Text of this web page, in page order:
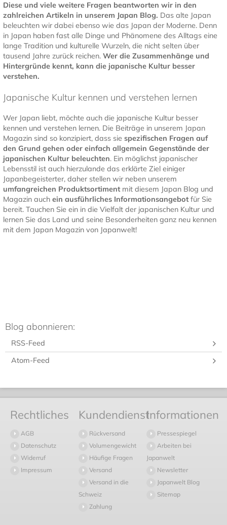
Diese und viele weitere Fragen beantworten wir in den
zahlreichen Artikeln in unserem Japan Blog. Das alte Japan
beleuchten wir dabei ebenso wie das Japan der Moderne. Denn
in Japan haben fast alle Dinge und Phänomene des Alltags eine
lange Tradition und kulturelle Wurzeln, die nicht selten über
tausend Jahre zurück reichen. Wer die Zusammenhänge und
Hintergründe kennt, kann die japanische Kultur besser
verstehen.
Japanische Kultur kennen und verstehen lernen
Wer Japan liebt, möchte auch die japanische Kultur besser
kennen und verstehen lernen. Die Beiträge in unserem Japan
Magazin sind so konzipiert, dass sie spezifischen Fragen auf
den Grund gehen oder einfach allgemein Gegenstände der
japanischen Kulturbeleuchten. Ein möglichst japanischer
Lebensstil ist auch hierzulande das erklärte Ziel einiger
Japanbegeisterter, daher stellen wir neben unserem
umfangreichen Produktsortimentmit diesem Japan Blog und
Magazin auch ein ausführliches Informationsangebotfür Sie
bereit. Tauchen Sie ein in die Vielfalt der japanischen Kultur und
lernen Sie das Land und seine Besonderheiten ganz neu kennen
mit dem Japan Magazin von Japanwelt!
Blog abonnieren:
RSS-Feed
Atom-Feed
Rechtliches
AGB
Datenschutz
Widerruf
Impressum
Kundendienst
Rückversand
Volumengewicht
Häufige Fragen
Versand
Versand in die
Schweiz
Zahlung
Informationen
Pressespiegel
Arbeiten bei
Japanwelt
Newsletter
Japanwelt Blog
Sitemap